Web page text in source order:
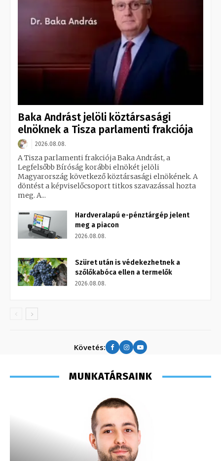
Baka Andrást jelöli köztársasági
elnöknek a Tisza parlamenti frakciója
2026.08.08.
A Tisza parlamenti frakciója Baka Andrást, a
Legfelsőbb Bíróság korábbi elnökét jelöli
Magyarország következő köztársasági elnökének. A
döntést a képviselőcsoport titkos szavazással hozta
meg. A...
Hardveralapú e-pénztárgép jelent
meg a piacon
2026.08.08.
Szüret után is védekezhetnek a
szőlőkabóca ellen a termelők
2026.08.08.
Követés:
MUNKATÁRSAINK